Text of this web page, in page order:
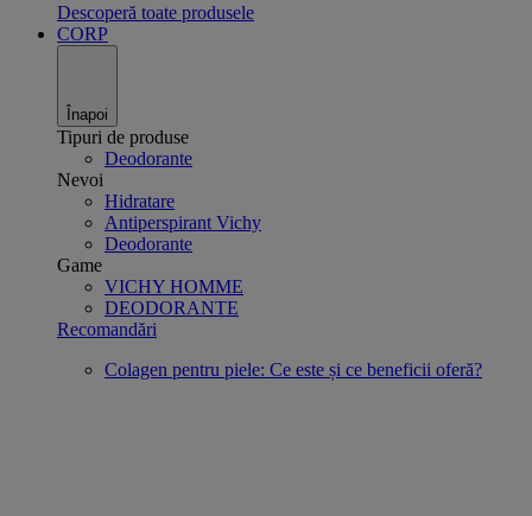
Descoperă toate produsele
CORP
Înapoi
Tipuri de produse
Deodorante
Nevoi
Hidratare
Antiperspirant Vichy
Deodorante
Game
VICHY HOMME
DEODORANTE
Recomandări
Colagen pentru piele: Ce este și ce beneficii oferă?